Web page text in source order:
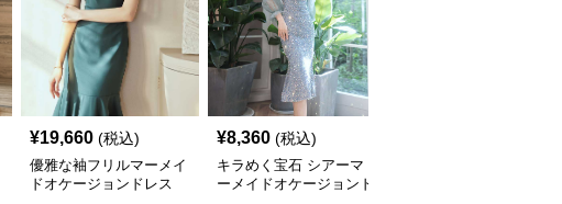
¥19,660 (税込)
優雅な袖フリルマーメイ
ドオケージョンドレス
¥8,360 (税込)
キラめく宝石 シアーマ
ーメイドオケージョンド